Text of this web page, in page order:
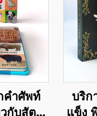
คำศัพท์
กับสัตว์
บริก
แข็ง